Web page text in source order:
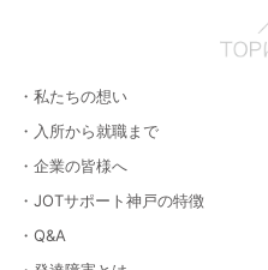
・私たちの想い
・入所から就職まで
・企業の皆様へ
・JOTサポート神戸の特徴
・Q&A